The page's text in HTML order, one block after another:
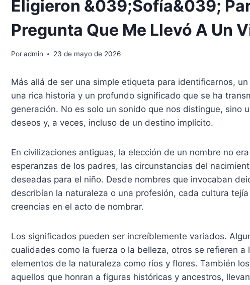
Eligieron &039;Sofía&039;
Pregunta Que Me Llevó A Un
Poradmin 23 de mayo de 2026
Más allá de ser una simple etiqueta para identificarnos,
una rica historia y un profundo significado que se ha
generación. No es solo un sonido que nos distingue, sino
deseos y, a veces, incluso de un destino implícito.
En civilizaciones antiguas, la elección de un nombre no
esperanzas de los padres, las circunstancias del
deseadas para el niño. Desde nombres que invocaban
describían la naturaleza o una profesión, cada cultura
creencias en el acto de nombrar.
Los significados pueden ser increíblemente variados.
cualidades como la fuerza o la belleza, otros se refieren a
elementos de la naturaleza como ríos y flores. También
aquellos que honran a figuras históricas y ancestros,